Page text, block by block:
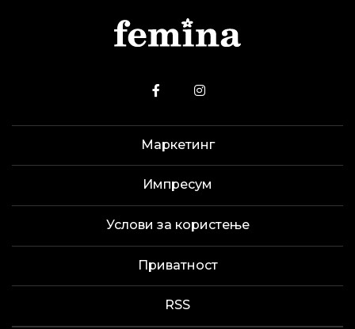
Маркетинг
Импресум
Услови за користење
Приватност
RSS